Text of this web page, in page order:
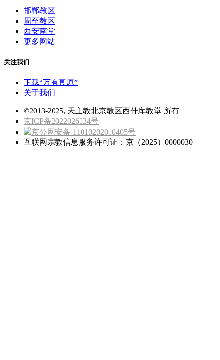
邯郸教区
周至教区
西安南堂
更多网站
关注我们
下载“万有真原”
关于我们
©2013-2025, 天主教北京教区西什库教堂 所有
京ICP备2022026334号
京公网安备 11010202010405号
互联网宗教信息服务许可证：京（2025）0000030